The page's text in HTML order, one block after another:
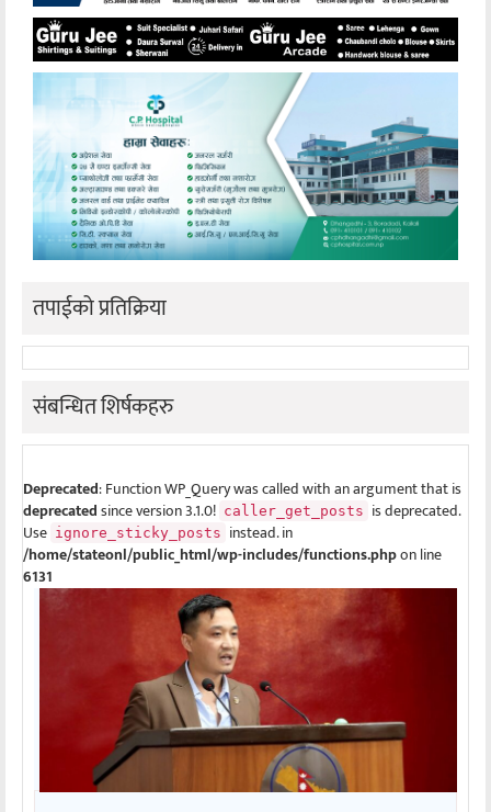
तपाईको प्रतिक्रिया
संबन्धित शिर्षकहरु
Deprecated: Function WP_Query was called with an argument that is
deprecatedsince version 3.1.0! caller_get_posts is deprecated.
Use ignore_sticky_posts instead. in
/home/stateonl/public_html/wp-includes/functions.phpon line
6131